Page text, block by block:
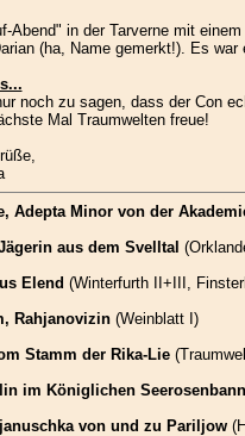
Abend" in der Tarverne mit
(ha, Name gemerkt!). Es
noch zu sagen, dass der Con
Mal Traumwelten freue!
Adepta Minor von der
aus dem Svelltal
Elend (Winterfurth II+III,
Rahjanovizin(Weinblatt I)
Stamm der Rika-Lie
im Königlichen
von und zu Pariljow